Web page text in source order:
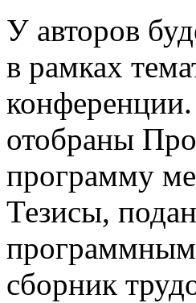
У авторов
в рамках
отобраны
программу
Тезисы,
программным
сборник